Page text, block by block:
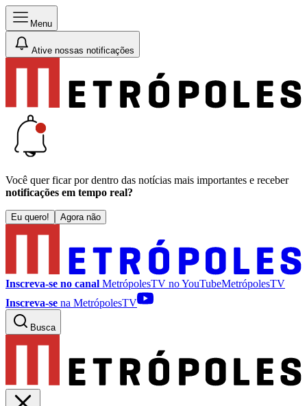
Menu
Ative nossas notificações
Você quer ficar por dentro das notícias mais importantes e receber
notificações em tempo real?
Eu quero! Agora não
Inscreva-se no canal MetrópolesTV noYouTubeMetrópolesTV
Inscreva-se na MetrópolesTV
Busca